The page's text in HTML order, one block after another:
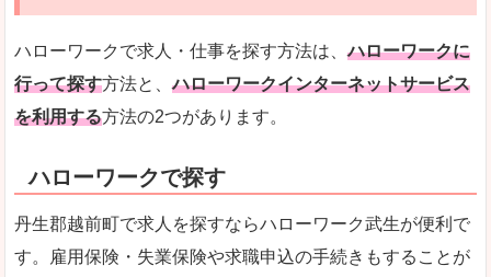
ハローワークで求人・仕事を探す方法は、ハローワークに
行って探す方法と、ハローワークインターネットサービス
を利用する方法の2つがあります。
ハローワークで探す
丹生郡越前町で求人を探すならハローワーク武生が便利で
す。雇用保険・失業保険や求職申込の手続きもすることが